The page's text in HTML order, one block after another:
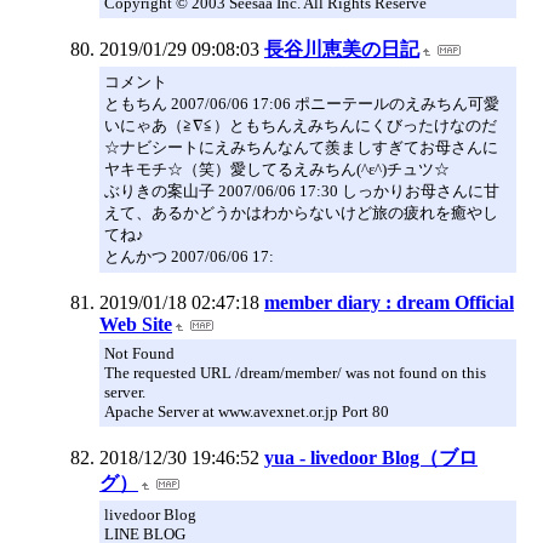
2019/01/29 09:08:03 長谷川恵美の日記
コメント
ともちん 2007/06/06 17:06 ポニーテールのえみちん可愛
いにゃあ（≧∇≦）ともちんえみちんにくびったけなのだ
☆ナビシートにえみちんなんて羨ましすぎてお母さんに
ヤキモチ☆（笑）愛してるえみちん(^ε^)チュツ☆
ぶりきの案山子 2007/06/06 17:30 しっかりお母さんに甘
えて、あるかどうかはわからないけど旅の疲れを癒やし
てね♪
とんかつ 2007/06/06 17:
2019/01/18 02:47:18 member diary : dream Official
Web Site
Not Found
The requested URL /dream/member/ was not found on this
server.
Apache Server at www.avexnet.or.jp Port 80
2018/12/30 19:46:52 yua - livedoor Blog（ブロ
グ）
livedoor Blog
LINE BLOG